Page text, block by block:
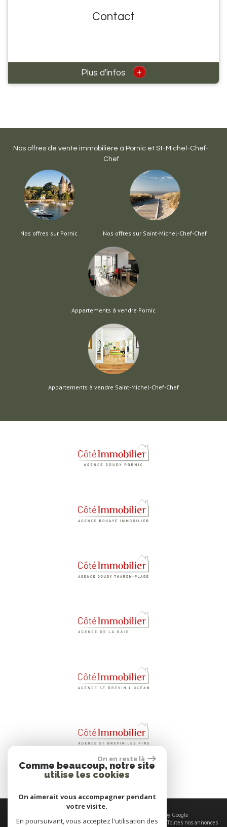
Contact
Plus d'infos +
Nos offres de vente immobilière à Pornic et St-Michel-Chef-
Chef
Nos offres sur Pornic Nos offres sur Saint-Michel-Chef-Chef
Appartements à vendre Pornic
Appartements à vendre Saint-Michel-Chef-Chef
© 2026 | Tous droits réservés | Traduction powered by Google
Plan du site-Mentions légales-Nos honoraires-Liens- Admin Toutes nos annonces
On en reste là
Comme beaucoup, notre site
utilise les cookies
On aimerait vous accompagner pendant
votre visite.
En poursuivant, vous acceptez l'utilisation des